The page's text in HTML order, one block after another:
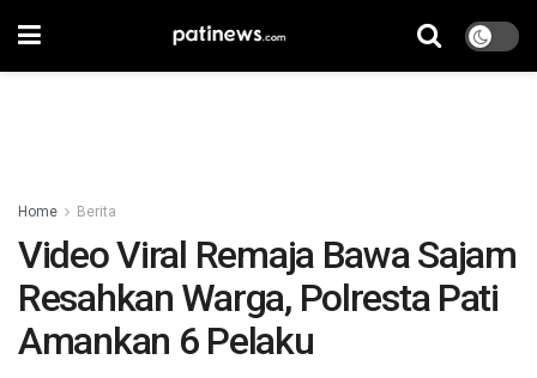
Home Berita
Video Viral Remaja Bawa Sajam
Resahkan Warga, Polresta Pati
Amankan 6 Pelaku